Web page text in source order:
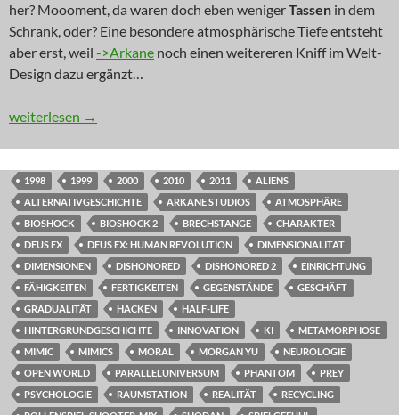
her? Moooment, da waren doch eben wenigerTassen in dem
Schrank, oder? Eine besondere atmosphärische Tiefe entsteht
aber erst, weil ->Arkane noch einen weitereren Kniff im Welt-
Design dazu ergänzt…
NEWS: Mehr als alle Tassen im Schrank
weiterlesen →
1998 1999 2000 2010 2011
ALIENS
ALTERNATIVGESCHICHTE
ARKANE STUDIOS
ATMOSPHÄRE
BIOSHOCK
BIOSHOCK 2 BRECHSTANGE
CHARAKTER
DEUS EX
DEUS EX: HUMAN REVOLUTION
DIMENSIONALITÄT
DIMENSIONEN
DISHONORED DISHONORED 2
EINRICHTUNG
FÄHIGKEITEN
FERTIGKEITEN GEGENSTÄNDE
GESCHÄFT
GRADUALITÄT
HACKEN
HALF-LIFE
HINTERGRUNDGESCHICHTE
INNOVATION KI
METAMORPHOSE
MIMIC
MIMICS MORAL MORGAN YU
NEUROLOGIE
OPEN WORLD
PARALLELUNIVERSUM PHANTOM
PREY
PSYCHOLOGIE
RAUMSTATION REALITÄT
RECYCLING